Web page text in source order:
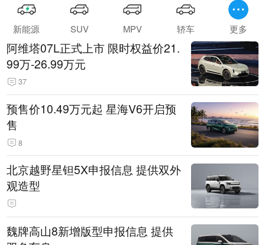
新能源 SUV MPV 轿车 更多
阿维塔07L正式上市 限时权益价21.
99万-26.99万元
37
预售价10.49万元起 星海V6开启预
售
8
北京越野星钽5X申报信息 提供双外
观造型
魏牌高山8新增版型申报信息 提供